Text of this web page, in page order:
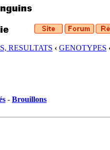
RESULTATS ‹ GENOTYPES
- Brouillons